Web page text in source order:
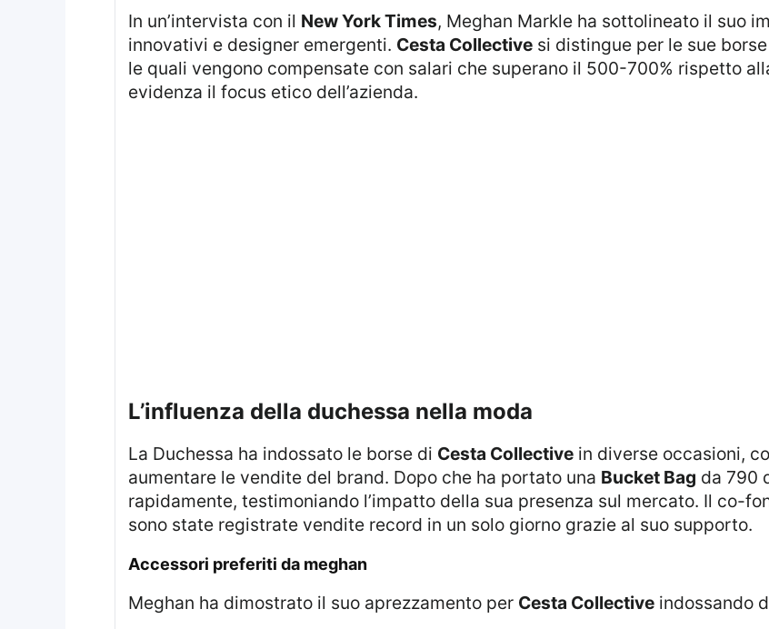
In un’intervista con il New York Times, Meghan Markle ha sottolineato il suo
innovativi e designer emergenti. Cesta Collectivesi distingue per le sue
le quali vengono compensate con salari che superano il 500-700% rispetto
evidenza il focus etico dell’azienda.
l’influenza della duchessa nella moda
La Duchessa ha indossato le borse di Cesta Collectivein diverse occasioni,
aumentare le vendite del brand. Dopo che ha portato una Bucket Bag da 790
rapidamente, testimoniando l’impatto della sua presenza sul mercato. Il co-
sono state registrate vendite record in un solo giorno grazie al suo supporto.
accessori preferiti da meghan
Meghan ha dimostrato il suo aprezzamento per Cesta Collectiveindossando